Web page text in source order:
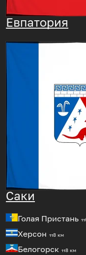
Евпатория
Саки
Голая Пристань
Херсон 118 км
Белогорск 118 км